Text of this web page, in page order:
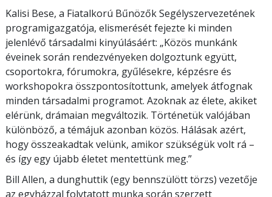
Kalisi Bese, a Fiatalkorú Bűnözők Segélyszervezetének
programigazgatója, elismerését fejezte ki minden
jelenlévő társadalmi kinyúlásáért: „Közös munkánk
éveinek során rendezvényeken dolgoztunk együtt,
csoportokra, fórumokra, gyűlésekre, képzésre és
workshopokra összpontosítottunk, amelyek átfognak
minden társadalmi programot. Azoknak az élete, akiket
elérünk, drámaian megváltozik. Történetük valójában
különböző, a témájuk azonban közös. Hálásak azért,
hogy összeakadtak velünk, amikor szükségük volt rá –
és így egy újabb életet mentettünk meg.”
Bill Allen, a dunghuttik (egy bennszülött törzs) vezetője
az egyházzal folytatott munka során szerzett